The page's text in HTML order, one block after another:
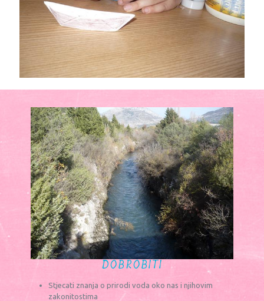
DOBROBITI
Stjecati znanja o prirodi voda oko nas i njihovim
zakonitostima